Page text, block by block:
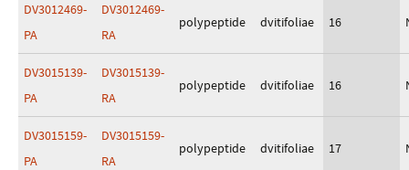
DV3012469-
PA
DV3012469-
RA
polypeptide dvitifoliae 16
DV3015139-
PA
DV3015139-
RA
polypeptide dvitifoliae 16
DV3015159-
PA
DV3015159-
RA
polypeptide dvitifoliae 17